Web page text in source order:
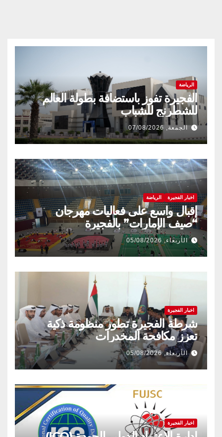
الرياضة
الفجيرة تفوز باستضافة بطولة العالم
للشطرنج للشباب
الجمعة, 07/08/2026
اخبار الفجيرة الرياضة
إقبال واسع على فعاليات مهرجان
“صيف الإمارات” بالفجيرة
الأربعاء, 05/08/2026
اخبار الفجيرة
شرطة الفجيرة تطور منظومة ذكية
تعزز مكافحة المخدرات
الأربعاء, 05/08/2026
اخبار الفجيرة